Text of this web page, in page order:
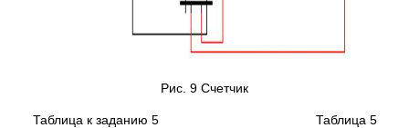
Рис. 9 Счетчик
Таблица к заданию 5 Таблица 5